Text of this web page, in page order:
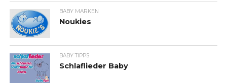
BABY MARKEN
Noukies
BABY TIPPS
Schlaflieder Baby